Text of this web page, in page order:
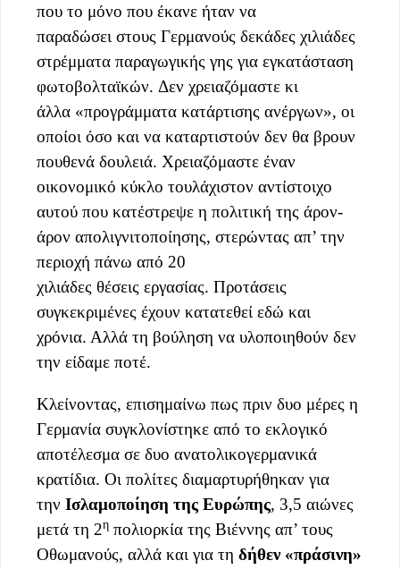
που το μόνο που έκανε ήταν να
παραδώσει στους Γερμανούς δεκάδες χιλιάδες
στρέμματα παραγωγικής γης για εγκατάσταση
φωτοβολταϊκών. Δεν χρειαζόμαστε κι
άλλα «προγράμματα κατάρτισης ανέργων», οι
οποίοι όσο και να καταρτιστούν δεν θα βρουν
πουθενά δουλειά. Χρειαζόμαστε έναν
οικονομικό κύκλο τουλάχιστον αντίστοιχο
αυτού που κατέστρεψε η πολιτική της άρον-
άρον απολιγνιτοποίησης, στερώντας απ’ την
περιοχή πάνω από 20
χιλιάδες θέσεις εργασίας. Προτάσεις
συγκεκριμένες έχουν κατατεθεί εδώ και
χρόνια. Αλλά τη βούληση να υλοποιηθούν δεν
την είδαμε ποτέ.
Κλείνοντας, επισημαίνω πως πριν δυο μέρες η
Γερμανία συγκλονίστηκε από το εκλογικό
αποτέλεσμα σε δυο ανατολικογερμανικά
κρατίδια. Οι πολίτες διαμαρτυρήθηκαν για
την Ισλαμοποίηση της Ευρώπης, 3,5 αιώνες
μετά τη 2η πολιορκία της Βιέννης απ’ τους
Οθωμανούς, αλλά και για τη δήθεν «πράσινη»